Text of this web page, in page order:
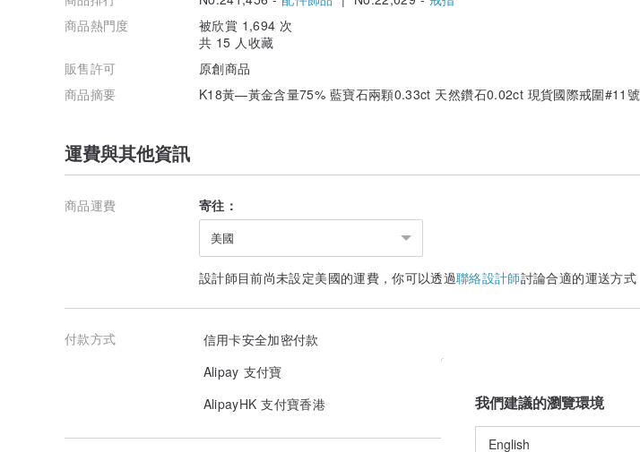
商品熱門度
被欣賞 1,694 次
共 15 人收藏
販售許可
原創商品
商品摘要
K18黃—黃金含量75% 藍寶石兩顆0.33ct 天然鑽石0.02ct 現貨國際戒圍#11號
運費與其他資訊
商品運費 寄往：
美國
設計師目前尚未設定美國的運費，你可以透過聯絡設計師討論合適的運送方式
付款方式
信用卡安全加密付款
Alipay 支付寶
AlipayHK 支付寶香港
我們建議的瀏覽環境